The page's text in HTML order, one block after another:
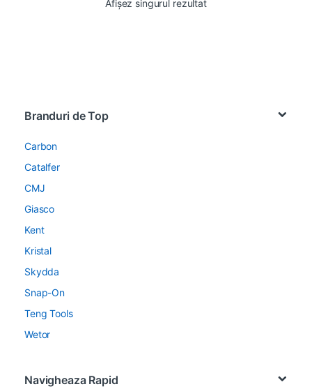
Afișez singurul rezultat
Branduri de Top
Carbon
Catalfer
CMJ
Giasco
Kent
Kristal
Skydda
Snap-On
Teng Tools
Wetor
Navigheaza Rapid